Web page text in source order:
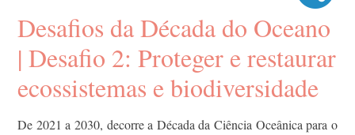
Desafios da Década do Oceano
| Desafio 2: Proteger e restaurar
ecossistemas e biodiversidade
De 2021 a 2030, decorre a Década da Ciência Oceânica para o